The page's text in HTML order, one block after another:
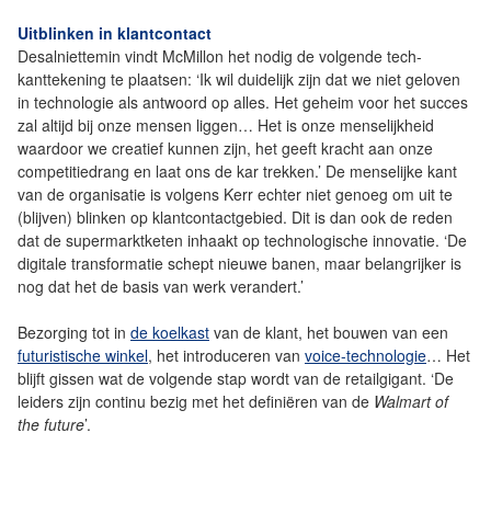
Uitblinken in klantcontact
Desalniettemin vindt McMillon het nodig de volgende tech-
kanttekening te plaatsen: ‘Ik wil duidelijk zijn dat we niet geloven
in technologie als antwoord op alles. Het geheim voor het succes
zal altijd bij onze mensen liggen… Het is onze menselijkheid
waardoor we creatief kunnen zijn, het geeft kracht aan onze
competitiedrang en laat ons de kar trekken.’ De menselijke kant
van de organisatie is volgens Kerr echter niet genoeg om uit te
(blijven) blinken op klantcontactgebied. Dit is dan ook de reden
dat de supermarktketen inhaakt op technologische innovatie. ‘De
digitale transformatie schept nieuwe banen, maar belangrijker is
nog dat het de basis van werk verandert.’
Bezorging tot in de koelkast van de klant, het bouwen van een
futuristische winkel, het introduceren van voice-technologie… Het
blijft gissen wat de volgende stap wordt van de retailgigant. ‘De
leiders zijn continu bezig met het definiëren van de Walmart of
the future’.